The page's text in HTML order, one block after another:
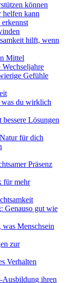
können
helfen kann
hilft, wenn
Mittel
Gefühle
was du wirklich
Lösungen
für dich
Präsenz
für mehr
Genauso gut wie
Menschsein
zur
Verhalten
Ausbildung ihren